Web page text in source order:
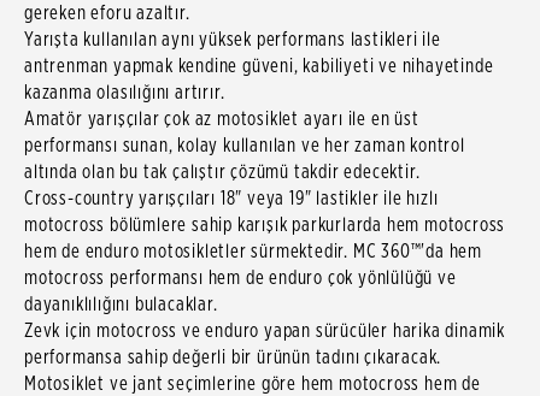
gereken eforu azaltır.
Yarışta kullanılan aynı yüksek performans lastikleri ile
antrenman yapmak kendine güveni, kabiliyeti ve nihayetinde
kazanma olasılığını artırır.
Amatör yarışçılar çok az motosiklet ayarı ile en üst
performansı sunan, kolay kullanılan ve her zaman kontrol
altında olan bu tak çalıştır çözümü takdir edecektir.
Cross-country yarışçıları 18" veya 19" lastikler ile hızlı
motocross bölümlere sahip karışık parkurlarda hem motocross
hem de enduro motosikletler sürmektedir. MC 360™'da hem
motocross performansı hem de enduro çok yönlülüğü ve
dayanıklılığını bulacaklar.
Zevk için motocross ve enduro yapan sürücüler harika dinamik
performansa sahip değerli bir ürünün tadını çıkaracak.
Motosiklet ve jant seçimlerine göre hem motocross hem de